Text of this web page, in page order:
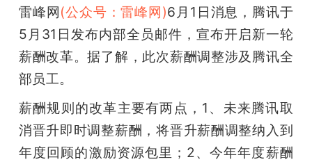
网
公
开
课
雷峰网(公众号：雷峰网)6月1日消息，腾讯于
5月31日发布内部全员邮件，宣布开启新一轮
薪酬改革。据了解，此次薪酬调整涉及腾讯全
部员工。
薪酬规则的改革主要有两点，1、未来腾讯取
消晋升即时调整薪酬，将晋升薪酬调整纳入到
年度回顾的激励资源包里；2、今年年度薪酬